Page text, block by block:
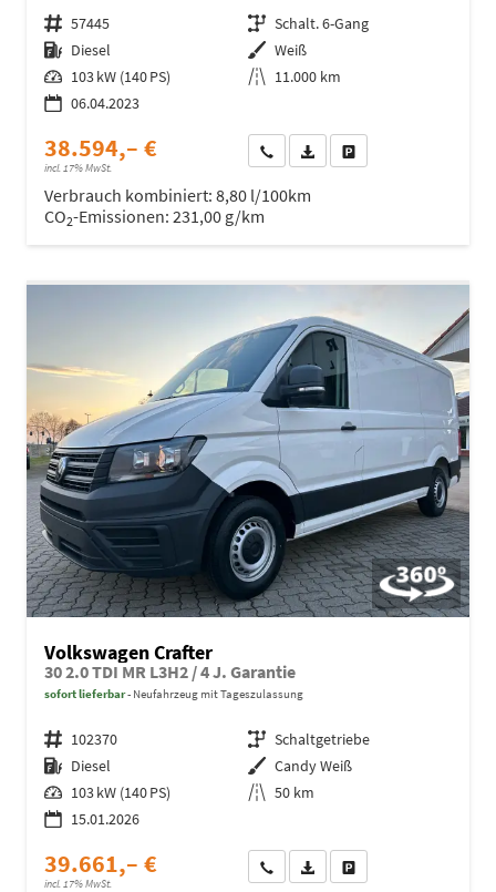
Fahrzeugnr. 57445 Getriebe Schalt. 6-Gang
Kraftstoff Diesel Außenfarbe Weiß
Leistung 103 kW (140 PS) Kilometerstand 11.000 km
06.04.2023
38.594,– €
incl. 17% MwSt.
Wir rufen Sie anFahrzeugexposé (PDF)
Verbrauch kombiniert: 8,80 l/100km
CO2-Emissionen: 231,00 g/km
Volkswagen Crafter
30 2.0 TDI MR L3H2 / 4 J. Garantie
sofort lieferbar Neufahrzeug mit Tageszulassung
Fahrzeugnr. 102370 Getriebe Schaltgetriebe
Kraftstoff Diesel Außenfarbe Candy Weiß
Leistung 103 kW (140 PS) Kilometerstand 50 km
15.01.2026
39.661,– €
incl. 17% MwSt.
Wir rufen Sie anFahrzeugexposé (PDF)